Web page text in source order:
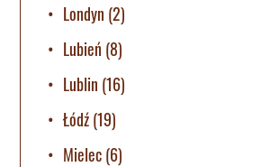
Londyn (2)
Lubień (8)
Lublin (16)
Łódź(19)
Mielec(6)